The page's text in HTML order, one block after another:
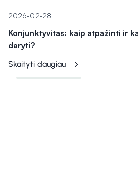
2026-02-28
Konjunktyvitas: kaip atpažinti ir
daryti?
Skaityti daugiau